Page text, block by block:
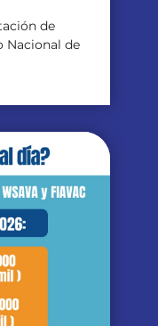
de
Nacional de